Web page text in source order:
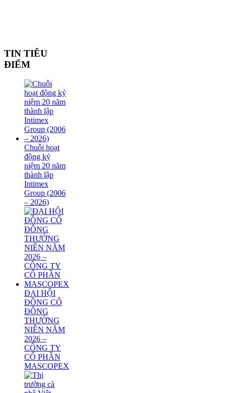
TIN TIÊU
ĐIỂM
Chuỗi hoạt
động kỷ
niệm 20 năm
thành lập
Intimex
Group (2006
– 2026)
ĐẠI HỘI
ĐỒNG CỔ
ĐÔNG
THƯỜNG
NIÊN NĂM
2026 –
CÔNG TY
CỔ PHẦN
MASCOPEX